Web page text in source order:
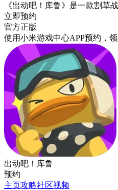
《出动吧！库鲁》是一款割草
立即预约
官方正版
使用小米游戏中心APP预约 ，
出动吧！库鲁
预约
主页攻略社区视频